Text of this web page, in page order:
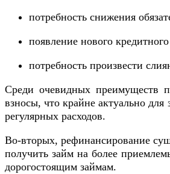
потребность снижения
появление нового
потребность произвести
Среди очевидных преимуществ
взносы, что крайне актуально
регулярных расходов.
Во-вторых, рефинансирование
получить займ на более
дорогостоящим займам.